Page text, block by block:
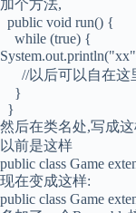
加个方法,
public void run() {
while (true) {
//以后可以自在这
}
}
然后在类名处,写成
以前是这样
public class Game
现在变成这样:
public class Game